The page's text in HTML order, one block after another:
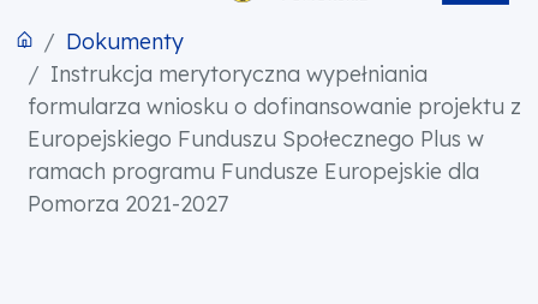
Dokumenty
Instrukcja merytoryczna wypełniania
formularza wniosku o dofinansowanie projektu z
Europejskiego Funduszu Społecznego Plus w
ramach programu Fundusze Europejskie dla
Pomorza 2021-2027